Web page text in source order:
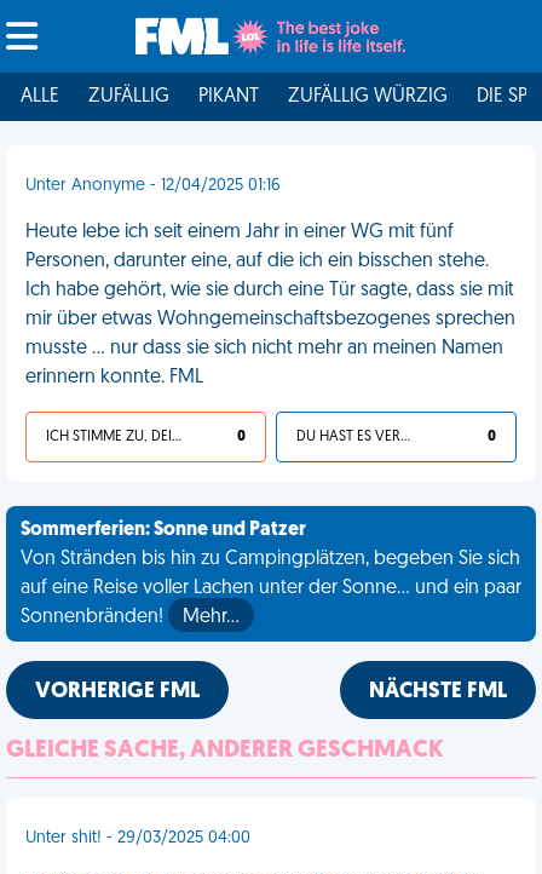
ALLE ZUFÄLLIG PIKANT ZUFÄLLIG WÜRZIG DIE
Unter Anonyme - 12/04/2025 01:16
Heute lebe ich seit einem Jahr in einer WG mit fünf
Personen, darunter eine, auf die ich ein bisschen stehe.
Ich habe gehört, wie sie durch eine Tür sagte, dass sie mit
mir über etwas Wohngemeinschaftsbezogenes sprechen
musste ... nur dass sie sich nicht mehr an meinen Namen
erinnern konnte. FML
ICH STIMME ZU, DEIN LEBEN IST SCHEISSE 0 DU HAST ES VERDIENT 0
Sommerferien: Sonne und Patzer
Von Stränden bis hin zu Campingplätzen, begeben Sie sich
auf eine Reise voller Lachen unter der Sonne... und ein paar
Sonnenbränden!
Mehr…
VORHERIGE FML NÄCHSTE FML
GLEICHE SACHE, ANDERER GESCHMACK
Unter shit! - 29/03/2025 04:00